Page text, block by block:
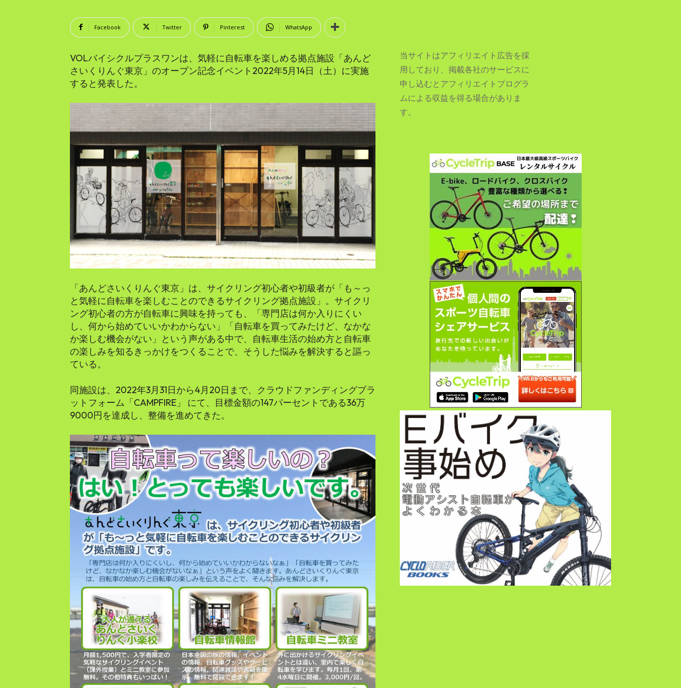
Facebook Twitter Pinterest WhatsApp
VOLバイシクルプラスワンは、気軽に自転車を楽しめる拠点施設「あんど
さいくりんぐ東京」のオープン記念イベント2022年5月14日（土）に実施
すると発表した。
「あんどさいくりんぐ東京」は、サイクリング初心者や初級者が「も～っ
と気軽に自転車を楽しむことのできるサイクリング拠点施設」。サイクリ
ング初心者の方が自転車に興味を持っても、「専門店は何か入りにくい
し、何から始めていいかわからない」「自転車を買ってみたけど、なかな
か楽しむ機会がない」という声がある中で、自転車生活の始め方と自転車
の楽しみを知るきっかけをつくることで、そうした悩みを解決すると謳っ
ている。
同施設は、2022年3月31日から4月20日まで、クラウドファンディングプラ
ットフォーム「CAMPFIRE」 にて、目標金額の147パーセントである36万
9000円を達成し、整備を進めてきた。
当サイトはアフィリエイト広告を採
用しており、掲載各社のサービスに
申し込むとアフィリエイトプログラ
ムによる収益を得る場合がありま
す。